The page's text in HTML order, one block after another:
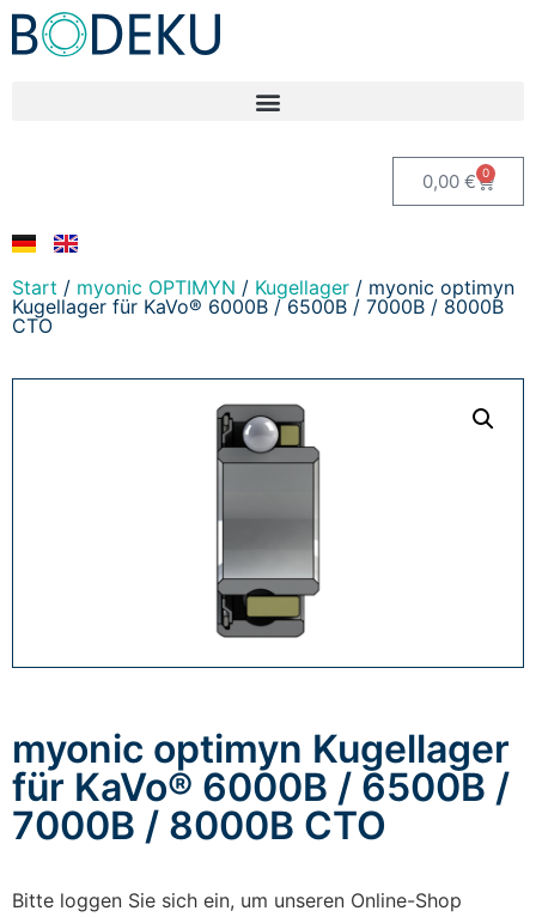
0,00 € 0
Start / myonic OPTIMYN / Kugellager / myonic optimyn
Kugellager für KaVo® 6000B / 6500B / 7000B / 8000B
CTO
myonic optimyn Kugellager
für KaVo® 6000B / 6500B /
7000B / 8000B CTO
Bitte loggen Sie sich ein, um unseren Online-Shop